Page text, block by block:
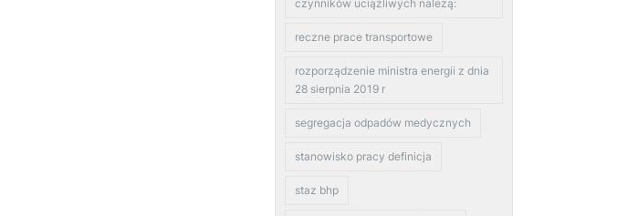
czynników uciążliwych należą:
reczne prace transportowe
rozporządzenie ministra energii z dnia
28 sierpnia 2019 r
segregacja odpadów medycznych
stanowisko pracy definicja
staz bhp